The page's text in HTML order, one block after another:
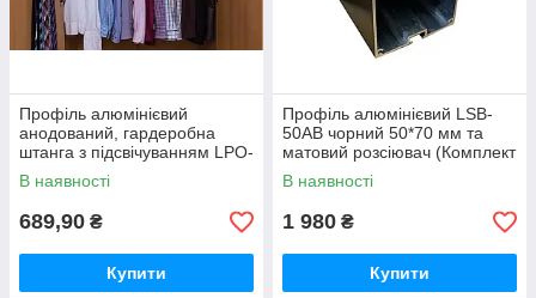
Профіль алюмінієвий
анодований, гардеробна
штанга з підсвічуванням LPO-
30 та матовий розсіювач
(Комплект 3м)
В наявності
689,90 ₴
Купити
Профіль алюмінієвий LSB-
50AB чорний 50*70 мм та
матовий розсіювач (Комплект
2м.)
В наявності
1 980 ₴
Купити